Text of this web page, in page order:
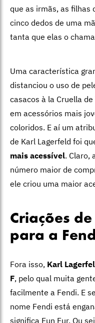
que as irmãs, as filhas
cinco dedos de uma
tanta que elas o
Uma característica
distanciou o uso de
casacos à la Cruella
em acessórios mais
coloridos. E aí um
de Karl Lagerfeld foi
mais acessível. Claro,
número maior de
ele criou uma maior
Criações
para a
Fora isso, Karl
F, pelo qual muita
facilmente a Fendi. E
nome Fendi está
significa Fun Fur. Ou